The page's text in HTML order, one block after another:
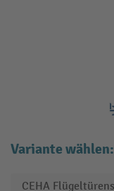
Variante wählen: